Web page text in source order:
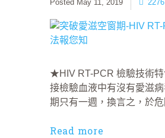
May 11, 2019
★HIV RT-PCR 檢驗技術
接檢驗血液中有沒有愛滋
期只有一週，換言之，於
Read more